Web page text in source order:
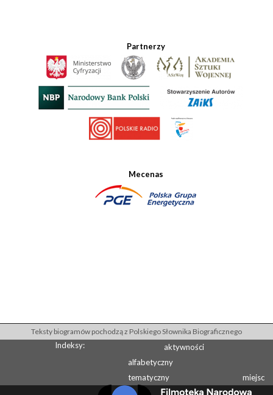
Partnerzy
Mecenas
Teksty biogramów pochodzą z Polskiego Słownika Biograficznego
Indeksy:
aktywności
alfabetyczny
tematyczny
miejsc